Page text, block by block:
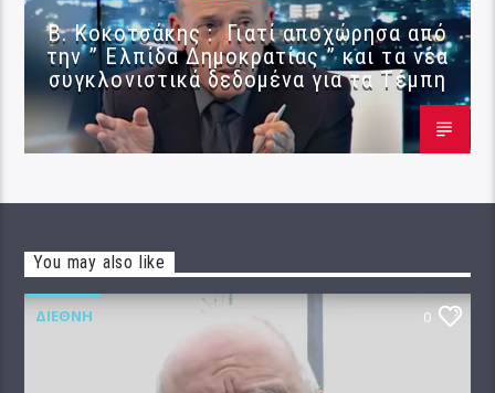
Β. Κοκοτσάκης : Γιατί αποχώρησα από
την ” Ελπίδα Δημοκρατίας ” και τα νέα
συγκλονιστικά δεδομένα για τα Τέμπη
You may also like
ΔΙΕΘΝΉ 0